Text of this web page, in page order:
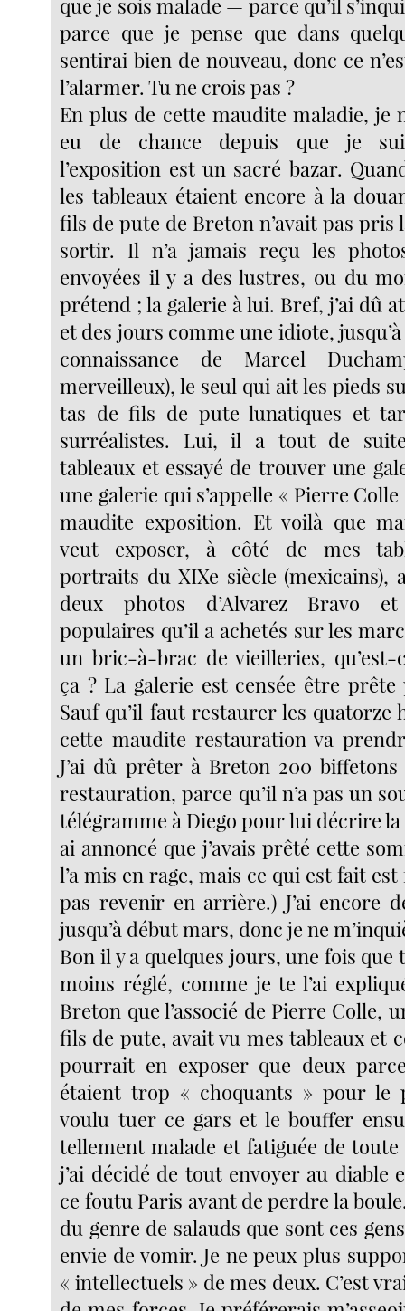
que je sois malade — parce qu’il
parce que je pense que dans
sentirai bien de nouveau, donc ce
l’alarmer. Tu ne crois pas ?
En plus de cette maudite maladie, je
eu de chance depuis que je
l’exposition est un sacré bazar.
les tableaux étaient encore à la
fils de pute de Breton n’avait pas pris
sortir. Il n’a jamais reçu les
envoyées il y a des lustres, ou du
prétend ; la galerie à lui. Bref, j’ai dû
et des jours comme une idiote, jusqu’à
connaissance de Marcel
merveilleux), le seul qui ait les pieds
tas de fils de pute lunatiques et
surréalistes. Lui, il a tout de
tableaux et essayé de trouver une
une galerie qui s’appelle « Pierre
maudite exposition. Et voilà que
veut exposer, à côté de mes
portraits du XIXe siècle (mexicains),
deux photos d’Alvarez Bravo
populaires qu’il a achetés sur les
un bric-à-brac de vieilleries,
ça ? La galerie est censée être prête
Sauf qu’il faut restaurer les quatorze
cette maudite restauration va
J’ai dû prêter à Breton 200
restauration, parce qu’il n’a pas un
télégramme à Diego pour lui décrire
ai annoncé que j’avais prêté cette
l’a mis en rage, mais ce qui est fait
pas revenir en arrière.) J’ai encore
jusqu’à début mars, donc je ne
Bon il y a quelques jours, une fois
moins réglé, comme je te l’ai
Breton que l’associé de Pierre Colle,
fils de pute, avait vu mes tableaux et
pourrait en exposer que deux
étaient trop « choquants » pour le
voulu tuer ce gars et le bouffer
tellement malade et fatiguée de
j’ai décidé de tout envoyer au diable
ce foutu Paris avant de perdre la
du genre de salauds que sont ces
envie de vomir. Je ne peux plus
« intellectuels » de mes deux. C’est